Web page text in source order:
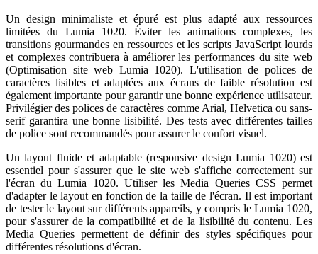
Un design minimaliste et épuré est plus adapté aux ressources
limitées du Lumia 1020. Éviter les animations complexes, les
transitions gourmandes en ressources et les scripts JavaScript lourds
et complexes contribuera à améliorer les performances du site web
(Optimisation site web Lumia 1020). L'utilisation de polices de
caractères lisibles et adaptées aux écrans de faible résolution est
également importante pour garantir une bonne expérience utilisateur.
Privilégier des polices de caractères comme Arial, Helvetica ou sans-
serif garantira une bonne lisibilité. Des tests avec différentes tailles
de police sont recommandés pour assurer le confort visuel.
Un layout fluide et adaptable (responsive design Lumia 1020) est
essentiel pour s'assurer que le site web s'affiche correctement sur
l'écran du Lumia 1020. Utiliser les Media Queries CSS permet
d'adapter le layout en fonction de la taille de l'écran. Il est important
de tester le layout sur différents appareils, y compris le Lumia 1020,
pour s'assurer de la compatibilité et de la lisibilité du contenu. Les
Media Queries permettent de définir des styles spécifiques pour
différentes résolutions d'écran.